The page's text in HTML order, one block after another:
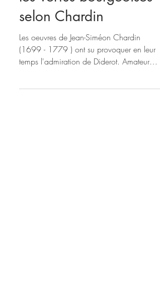
La fillette au volant :
les vertus bourgeoises
selon Chardin